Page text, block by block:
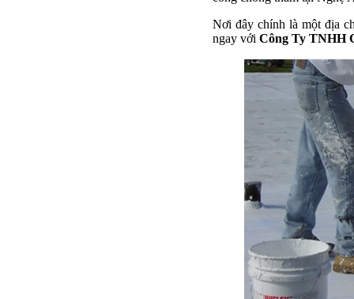
Nơi đây chính là một địa
ngay với Công Ty TNHH